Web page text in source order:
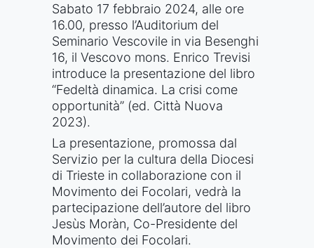
Sabato 17 febbraio 2024, alle ore
16.00, presso l’Auditorium del
Seminario Vescovile in via Besenghi
16, il Vescovo mons. Enrico Trevisi
introduce la presentazione del libro
“Fedeltà dinamica. La crisi come
opportunità” (ed. Città Nuova
2023).
La presentazione, promossa dal
Servizio per la cultura della Diocesi
di Trieste in collaborazione con il
Movimento dei Focolari, vedrà la
partecipazione dell’autore del libro
Jesùs Moràn, Co-Presidente del
Movimento dei Focolari.